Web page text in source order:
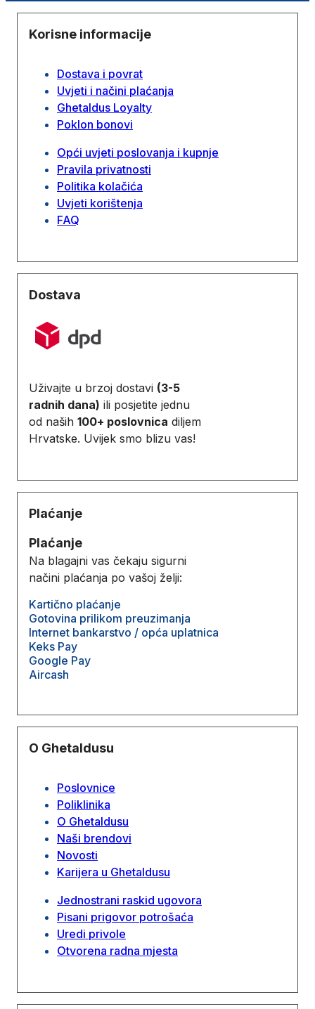
Korisne informacije
Dostava i povrat
Uvjeti i načini plaćanja
Ghetaldus Loyalty
Poklon bonovi
Opći uvjeti poslovanja i kupnje
Pravila privatnosti
Politika kolačića
Uvjeti korištenja
FAQ
Dostava
Uživajte u brzoj dostavi (3-5
radnih dana) ili posjetite jednu
od naših 100+ poslovnica diljem
Hrvatske. Uvijek smo blizu vas!
Plaćanje
Plaćanje
Na blagajni vas čekaju sigurni
načini plaćanja po vašoj želji:
Kartično plaćanje
Gotovina prilikom preuzimanja
Internet bankarstvo / opća uplatnica
Keks Pay
Google Pay
Aircash
O Ghetaldusu
Poslovnice
Poliklinika
O Ghetaldusu
Naši brendovi
Novosti
Karijera u Ghetaldusu
Jednostrani raskid ugovora
Pisani prigovor potrošaća
Uredi privole
Otvorena radna mjesta